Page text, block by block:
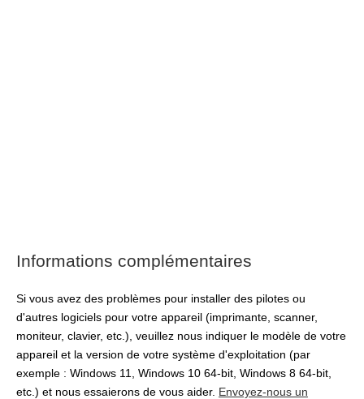
Informations complémentaires
Si vous avez des problèmes pour installer des pilotes ou
d'autres logiciels pour votre appareil (imprimante, scanner,
moniteur, clavier, etc.), veuillez nous indiquer le modèle de votre
appareil et la version de votre système d'exploitation (par
exemple : Windows 11, Windows 10 64-bit, Windows 8 64-bit,
etc.) et nous essaierons de vous aider. Envoyez-nous un